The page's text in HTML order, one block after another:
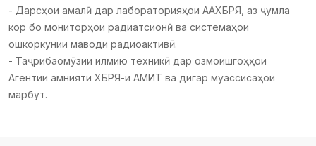
- Дарсҳои амалӣ дар лабораторияҳои ААХБРЯ, аз ҷумла
кор бо мониторҳои радиатсионӣ ва системаҳои
ошкоркунии маводи радиоактивӣ.
- Таҷрибаомӯзии илмию техникӣ дар озмоишгоҳҳои
Агентии амнияти ХБРЯ-и АМИТ ва дигар муассисаҳои
марбут.